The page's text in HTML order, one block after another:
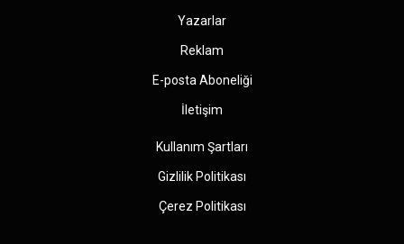
Yazarlar
Reklam
E-posta Aboneliği
İletişim
Kullanım Şartları
Gizlilik Politikası
Çerez Politikası